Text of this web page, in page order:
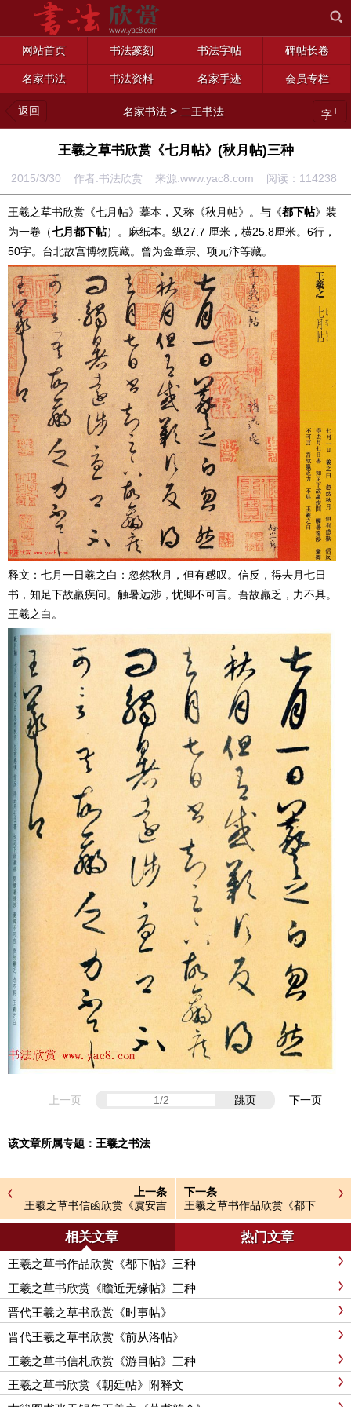
网站首页 书法篆刻 书法字帖 碑帖长卷
名家书法 书法资料 名家手迹 会员专栏
返回 名家书法 > 二王书法 字+
王羲之草书欣赏《七月帖》(秋月帖)三种
2015/3/30 作者:书法欣赏 来源:www.yac8.com 阅读： 114238
王羲之草书欣赏《七月帖》摹本，又称《秋月帖》。与《都下帖》装
为一卷（七月都下帖）。麻纸本。纵27.7 厘米，横25.8厘米。6行，
50字。台北故宫博物院藏。曾为金章宗、项元汴等藏。
释文：七月一日羲之白：忽然秋月，但有感叹。信反，得去月七日
书，知足下故羸疾问。触暑远涉，忧卿不可言。吾故羸乏，力不具。
王羲之白。
上一页 跳页 下一页
该文章所属专题： 王羲之书法
上一条
王羲之草书信函欣赏《虞安吉
帖》四种
下一条
王羲之草书作品欣赏《都下
帖》三种
相关文章 热门文章
王羲之草书作品欣赏《都下帖》三种
王羲之草书欣赏《瞻近无缘帖》三种
晋代王羲之草书欣赏《时事帖》
晋代王羲之草书欣赏《前从洛帖》
王羲之草书信札欣赏《游目帖》三种
王羲之草书欣赏《朝廷帖》附释文